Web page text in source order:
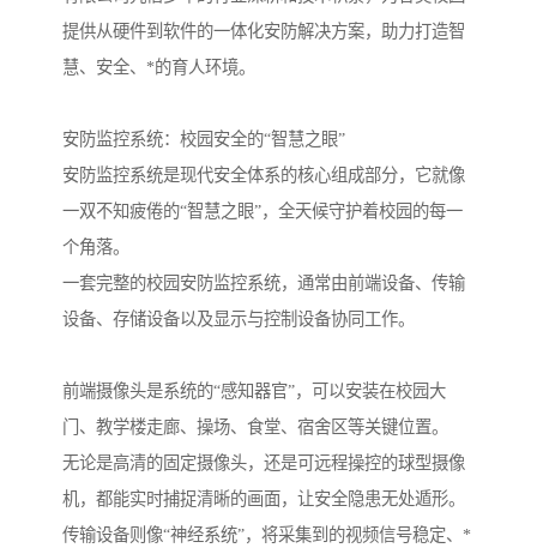
提供从硬件到软件的一体化安防解决方案，助力打造智
慧、安全、*的育人环境。
安防监控系统：校园安全的“智慧之眼”
安防监控系统是现代安全体系的核心组成部分，它就像
一双不知疲倦的“智慧之眼”，全天候守护着校园的每一
个角落。
一套完整的校园安防监控系统，通常由前端设备、传输
设备、存储设备以及显示与控制设备协同工作。
前端摄像头是系统的“感知器官”，可以安装在校园大
门、教学楼走廊、操场、食堂、宿舍区等关键位置。
无论是高清的固定摄像头，还是可远程操控的球型摄像
机，都能实时捕捉清晰的画面，让安全隐患无处遁形。
传输设备则像“神经系统”，将采集到的视频信号稳定、*